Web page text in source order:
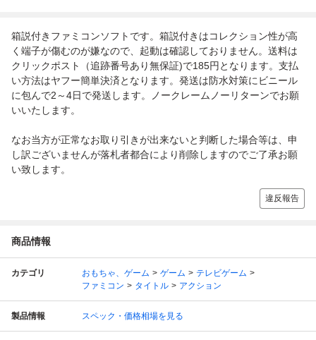
箱説付きファミコンソフトです。箱説付きはコレクション性が高
く端子が傷むのが嫌なので、起動は確認しておりません。送料は
クリックポスト（追跡番号あり無保証)で185円となります。支払
い方法はヤフー簡単決済となります。発送は防水対策にビニール
に包んで2～4日で発送します。ノークレームノーリターンでお願
いいたします。
なお当方が正常なお取り引きが出来ないと判断した場合等は、申
し訳ございませんが落札者都合により削除しますのでご了承お願
い致します。
違反報告
商品情報
カテゴリ おもちゃ、ゲーム ゲーム
テレビゲーム
ファミコン
タイトル アクション
製品情報 スペック・価格相場を見る